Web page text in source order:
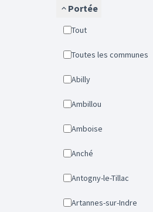
Portée
Tout
Toutes les communes
Abilly
Ambillou
Amboise
Anché
Antogny-le-Tillac
Artannes-sur-Indre